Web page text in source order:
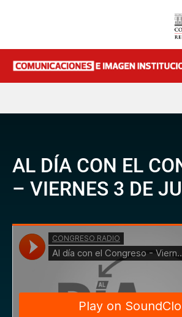
AL DÍA CON EL
– VIERNES 3 DE